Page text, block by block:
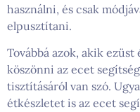
használni, és csak
elpusztítani.
Továbbá azok, akik
köszönni az ecet
tisztításáról van szó.
étkészletet is az ecet